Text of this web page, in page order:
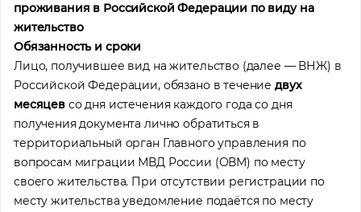
проживания в Российской Федерации по виду на
жительство
Обязанность и сроки
Лицо, получившее вид на жительство (далее — ВНЖ) в
Российской Федерации, обязано в течениедвух
месяцевсо дня истечения каждого года со дня
получения документа лично обратиться в
территориальный орган Главного управления по
вопросам миграции МВД России (ОВМ) по месту
своего жительства. При отсутствии регистрации по
месту жительства уведомление подаётся по месту